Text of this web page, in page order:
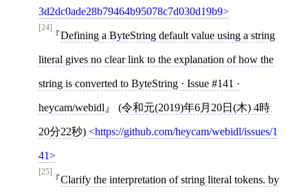
3d2dc0ade28b79464b95078c7d030d19b9
[24]
Defining a ByteString default value using a string
literal gives no clear link to the explanation of how the
string is converted to ByteString · Issue #141 ·
heycam/webidl (令和元(2019)年6月20日(木) 4時
20分22秒) https://github.com/heycam/webidl/issues/1
41
[25]
Clarify the interpretation of string literal tokens. by